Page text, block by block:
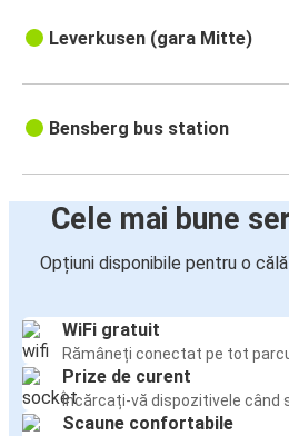
Leverkusen (gara Mitte)
Bensberg bus station
Cele mai bune
Opțiuni disponibile pentru o
WiFi gratuit
Rămâneți conectat pe tot
Prize de curent
Încărcați-vă dispozitivele când
Scaune confortabile